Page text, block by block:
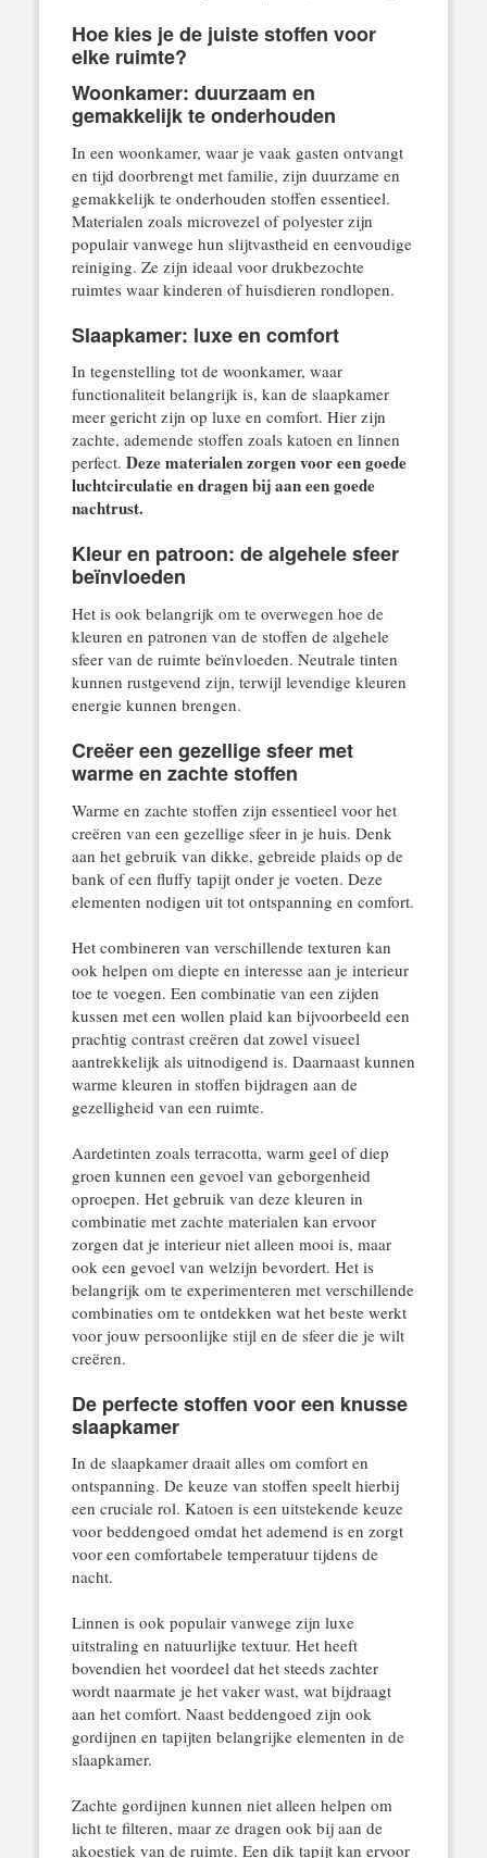
Hoe kies je de juiste stoffen voor
elke ruimte?
Woonkamer: duurzaam en
gemakkelijk te onderhouden
In een woonkamer, waar je vaak gasten ontvangt
en tijd doorbrengt met familie, zijn duurzame en
gemakkelijk te onderhouden stoffen essentieel.
Materialen zoals microvezel of polyester zijn
populair vanwege hun slijtvastheid en eenvoudige
reiniging. Ze zijn ideaal voor drukbezochte
ruimtes waar kinderen of huisdieren rondlopen.
Slaapkamer: luxe en comfort
In tegenstelling tot de woonkamer, waar
functionaliteit belangrijk is, kan de slaapkamer
meer gericht zijn op luxe en comfort. Hier zijn
zachte, ademende stoffen zoals katoen en linnen
perfect. Deze materialen zorgen voor een goede
luchtcirculatie en dragen bij aan een goede
nachtrust.
Kleur en patroon: de algehele sfeer
beïnvloeden
Het is ook belangrijk om te overwegen hoe de
kleuren en patronen van de stoffen de algehele
sfeer van de ruimte beïnvloeden. Neutrale tinten
kunnen rustgevend zijn, terwijl levendige kleuren
energie kunnen brengen.
Creëer een gezellige sfeer met
warme en zachte stoffen
Warme en zachte stoffen zijn essentieel voor het
creëren van een gezellige sfeer in je huis. Denk
aan het gebruik van dikke, gebreide plaids op de
bank of een fluffy tapijt onder je voeten. Deze
elementen nodigen uit tot ontspanning en comfort.
Het combineren van verschillende texturen kan
ook helpen om diepte en interesse aan je interieur
toe te voegen. Een combinatie van een zijden
kussen met een wollen plaid kan bijvoorbeeld een
prachtig contrast creëren dat zowel visueel
aantrekkelijk als uitnodigend is. Daarnaast kunnen
warme kleuren in stoffen bijdragen aan de
gezelligheid van een ruimte.
Aardetinten zoals terracotta, warm geel of diep
groen kunnen een gevoel van geborgenheid
oproepen. Het gebruik van deze kleuren in
combinatie met zachte materialen kan ervoor
zorgen dat je interieur niet alleen mooi is, maar
ook een gevoel van welzijn bevordert. Het is
belangrijk om te experimenteren met verschillende
combinaties om te ontdekken wat het beste werkt
voor jouw persoonlijke stijl en de sfeer die je wilt
creëren.
De perfecte stoffen voor een knusse
slaapkamer
In de slaapkamer draait alles om comfort en
ontspanning. De keuze van stoffen speelt hierbij
een cruciale rol. Katoen is een uitstekende keuze
voor beddengoed omdat het ademend is en zorgt
voor een comfortabele temperatuur tijdens de
nacht.
Linnen is ook populair vanwege zijn luxe
uitstraling en natuurlijke textuur. Het heeft
bovendien het voordeel dat het steeds zachter
wordt naarmate je het vaker wast, wat bijdraagt
aan het comfort. Naast beddengoed zijn ook
gordijnen en tapijten belangrijke elementen in de
slaapkamer.
Zachte gordijnen kunnen niet alleen helpen om
licht te filteren, maar ze dragen ook bij aan de
akoestiek van de ruimte. Een dik tapijt kan ervoor